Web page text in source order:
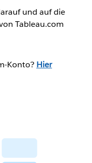
und auf die
Tableau.com
Konto? Hier